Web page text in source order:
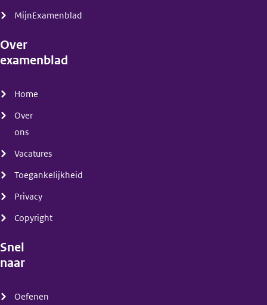
MijnExamenblad
Over
examenblad
Home
Over
ons
Vacatures
Toegankelijkheid
Privacy
Copyright
Snel
naar
Oefenen